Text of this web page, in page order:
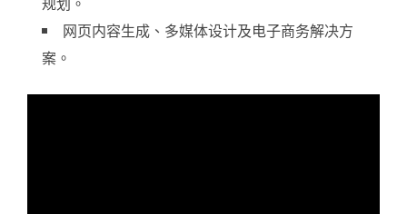
网页内容生成、多媒体设计及电子商务解决方
案。